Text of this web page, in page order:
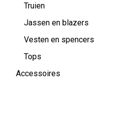
Truien
Jassen en blazers
Vesten en spencers
Tops
Accessoires